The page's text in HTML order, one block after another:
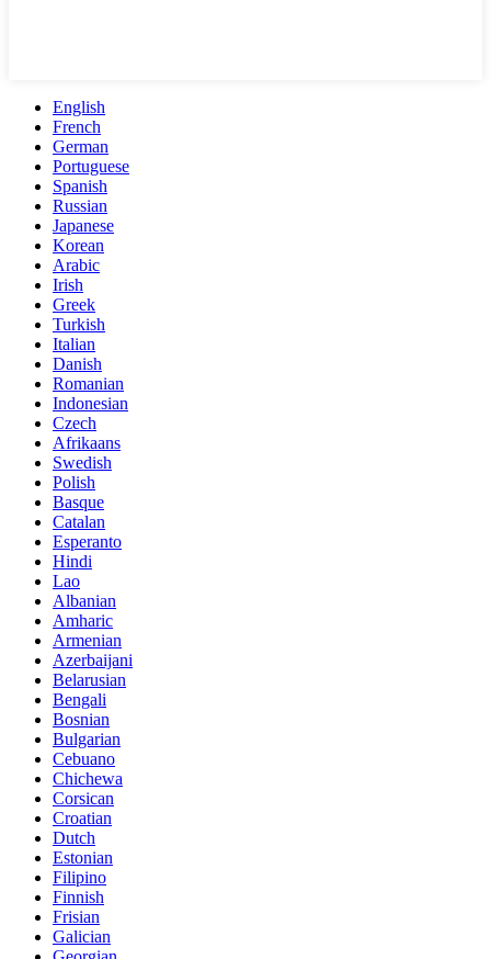
English
French
German
Portuguese
Spanish
Russian
Japanese
Korean
Arabic
Irish
Greek
Turkish
Italian
Danish
Romanian
Indonesian
Czech
Afrikaans
Swedish
Polish
Basque
Catalan
Esperanto
Hindi
Lao
Albanian
Amharic
Armenian
Azerbaijani
Belarusian
Bengali
Bosnian
Bulgarian
Cebuano
Chichewa
Corsican
Croatian
Dutch
Estonian
Filipino
Finnish
Frisian
Galician